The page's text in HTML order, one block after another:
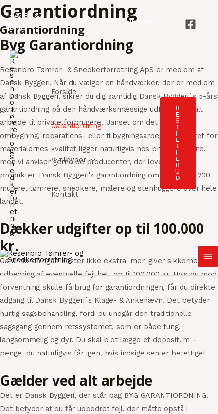
Gå
til
indholdet
+45 86 82
81 55
Navervej 25, 8600 Silkeborg
Forside
Garantiordning
Vi tilbyder
Kontakt
B
E
S
T
I
L
T
I
L
B
U
D
Garantiordning
Garantiordning
Byg Garantiordning
Resenbro Tømrer- & Snedkerforretning ApS er medlem af
Dansk Byggeri. Når du vælger en håndværker, der er medlem
af Dansk Byggeri, sikrer du dig samtidig Dansk Byggeri`s 5-års
garantiordning på den håndværksmæssige udførelse af alt
arbejde til private forbrugere. Uanset om det er nybyg,
ombygning, reparations- eller tilbygningsarbejde. Ansvaret for
materialernes kvalitet ligger naturligvis hos producenterne,
men vi anviser gerne de producenter, der leverer solide
produkter. Dansk Byggeri's garantiordning omfatter ca. 4200
murere, tømrere, snedkere, malere og stenhuggere over hele
landet.
Dækker udgifter op til 100.000
kr.
Garantiordningen koster ikke ekstra, men giver sikkerhed for
udbedring af eventuelle fejl helt op til 100.000 kr. Hvis du mod
forventning skulle få brug for garantiordningen, får du direkte
adgang til Dansk Byggeri`s Klage- & Ankenævn. Det betyder
hurtig sagsbehandling, fordi du undgår den traditionelle
sagsgang gennem retssystemet, som er både tung,
langsommelig og dyr. Du skal blot lægge et depositum –
penge, du naturligvis får igen, hvis indsigelsen er berettiget.
Gælder ved alt arbejde
Det er Dansk Byggeri, der står bag BYG GARANTIORDNING.
Det betyder at du får udbedret fejl, der måtte opstå i